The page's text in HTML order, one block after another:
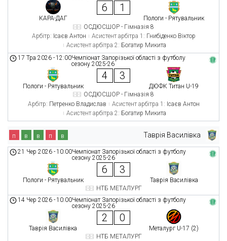
КАРА-ДАГ
6 1
Пологи - Рятувальник
ОСДЮСШОР - Гімназія 8
Арбітр: Ісаєв Антон Асистент арбітра 1: Гнибіденко Віктор
Асистент арбітра 2: Богатир Микита
Чемпіонат Запорізької області з футболу
сезону 2025-26
17 Тра 2026 -12:00
Пологи - Рятувальник
4 3
ДЮФК Титан U-19
ОСДЮСШОР - Гімназія 8
Арбітр: Петренко Владислав Асистент арбітра 1: Ісаєв Антон
Асистент арбітра 2: Богатир Микита
Таврія Василівка
п в в п в
Чемпіонат Запорізької області з футболу
сезону 2025-26
21 Чер 2026 -10:00
Пологи - Рятувальник
6 3
Таврія Василівка
НТБ МЕТАЛУРГ
Чемпіонат Запорізької області з футболу
сезону 2025-26
14 Чер 2026 -10:00
Таврія Василівка
2 0
Металург U-17 (2)
НТБ МЕТАЛУРГ